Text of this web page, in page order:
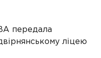
передала
ліцею